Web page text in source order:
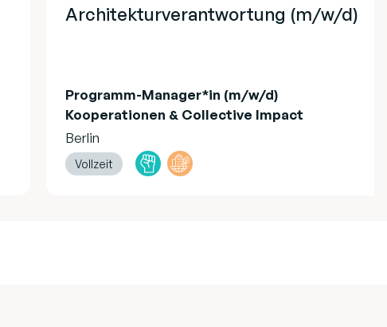
Architekturverantwortung (m/w/d)
Programm-Manager*in (m/w/d)
Kooperationen & Collective Impact
Berlin
Vollzeit